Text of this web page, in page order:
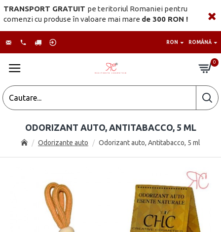
TRANSPORT GRATUIT pe teritoriul Romaniei pentru
comenzi cu produse în valoare mai mare de 300 RON !
RON ROMÂNĂ
0
Odorizante auto Odorizant auto, Antitabacco, 5 ml
ODORIZANT AUTO, ANTITABACCO, 5 ML